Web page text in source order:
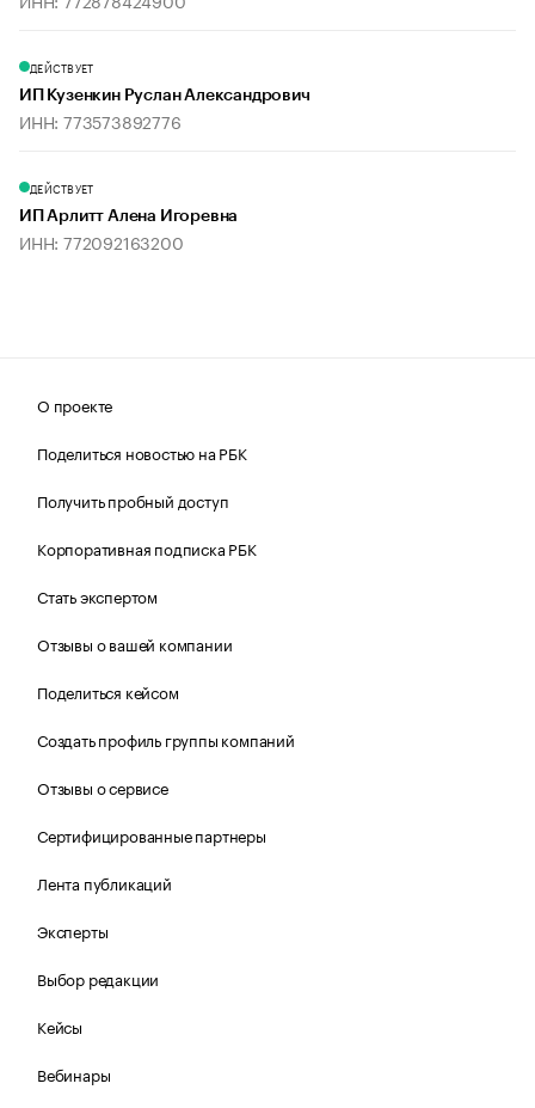
ДЕЙСТВУЕТ
ИП Кузенкин Руслан Александрович
ИНН: 773573892776
ДЕЙСТВУЕТ
ИП Арлитт Алена Игоревна
ИНН: 772092163200
О проекте
Поделиться новостью на РБК
Получить пробный доступ
Корпоративная подписка РБК
Стать экспертом
Отзывы о вашей компании
Поделиться кейсом
Создать профиль группы компаний
Отзывы о сервисе
Сертифицированные партнеры
Лента публикаций
Эксперты
Выбор редакции
Кейсы
Вебинары